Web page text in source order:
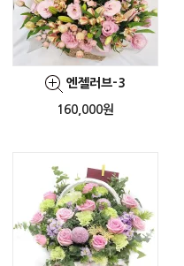
엔젤러브-3
160,000원